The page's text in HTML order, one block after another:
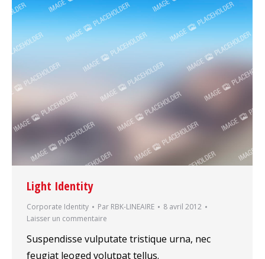
Light Identity
Corporate Identity Par RBK-LINEAIRE
8 avril 2012
Laisser un commentaire
Suspendisse vulputate tristique urna, nec
feugiat leoged volutpat tellus.